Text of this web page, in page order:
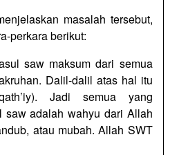
masalah tersebut,
perkara berikut:
saw maksum dari semua
Dalil-dalil atas hal itu
Jadi semua yang
saw adalah wahyu dari Allah
atau mubah. Allah SWT